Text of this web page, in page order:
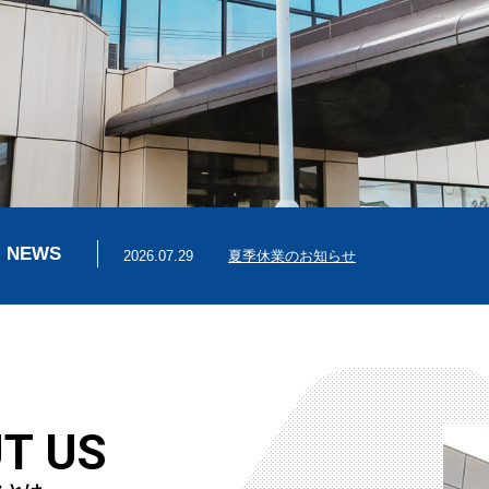
NEWS 2026.07.29 夏季休業のお知らせ
US